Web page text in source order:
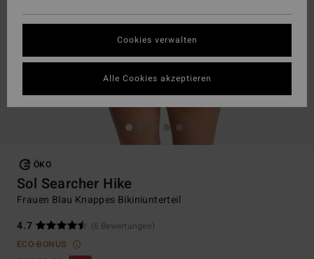
ÖKO
Sol Searcher Hike
Frauen Blau Knappes Bikiniunterteil
4.7
(6 Bewertungen)
ECO-BONUS
Cookies verwalten
Alle Cookies akzeptieren